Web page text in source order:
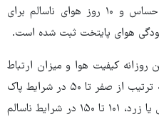
۶۲ روز هوای ناسالم برای گروه‌های حساس و ۱۰ روز هوای ناسالم برای
هوای پایتخت ثبت شده است.
کیفیت هوا و میزان ارتباط
آن با سطوح سلامت افراد است که به ترتیب از صفر تا ۵۰ در شرایط پاک
یا سبز، ۵۱ تا ۱۰۰ در شرایط قابل قبول یا زرد، ۱۰۱ تا ۱۵۰ در شرایط ناسالم